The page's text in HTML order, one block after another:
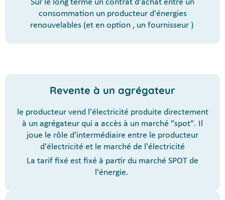
Sur le long terme un contrat d'achat entre un
consommation un producteur d'énergies
renouvelables (et en option , un fournisseur )
Revente à un agrégateur
le producteur vend l'électricité produite directement
à un agrégateur qui a accès à un marché "spot". Il
joue le rôle d'intermédiaire entre le producteur
d'électricité et le marché de l'électricité
La tarif fixé est fixé à partir du marché SPOT de
l'énergie.